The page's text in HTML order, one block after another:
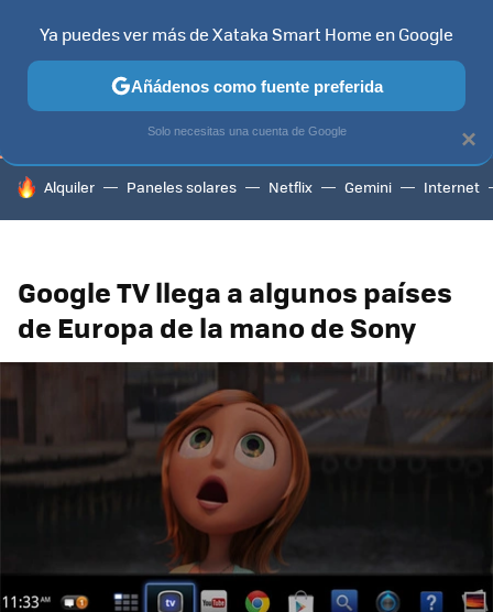
TELEVISORES CONTENIDOS SMART TV SELECCIÓN
HOY SE HABLA DE
Alquiler Paneles solares Netflix Gemini Internet
Google TV llega a algunos países
de Europa de la mano de Sony
×
Ya puedes ver más de Xataka Smart Home en Google
Añádenos como fuente preferida
Solo necesitas una cuenta de Google